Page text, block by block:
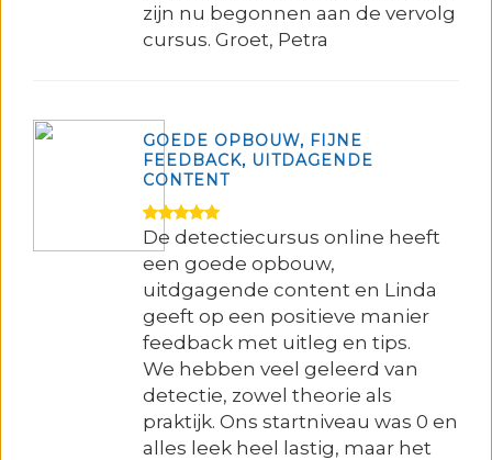
zijn nu begonnen aan de vervolg
cursus. Groet, Petra
GOEDE OPBOUW, FIJNE
FEEDBACK, UITDAGENDE
CONTENT
De detectiecursus online heeft
een goede opbouw,
uitdgagende content en Linda
geeft op een positieve manier
feedback met uitleg en tips.
We hebben veel geleerd van
detectie, zowel theorie als
praktijk. Ons startniveau was 0 en
alles leek heel lastig, maar het